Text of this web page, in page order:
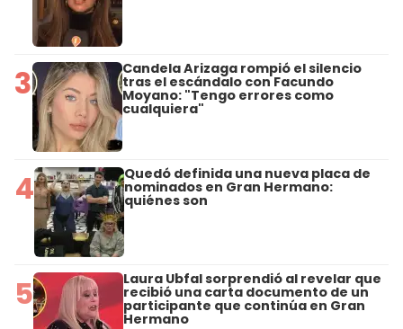
3 Candela Arizaga rompió el silencio
tras el escándalo con Facundo
Moyano: "Tengo errores como
cualquiera"
4 Quedó definida una nueva placa de
nominados en Gran Hermano:
quiénes son
5 Laura Ubfal sorprendió al revelar que
recibió una carta documento de un
participante que continúa en Gran
Hermano